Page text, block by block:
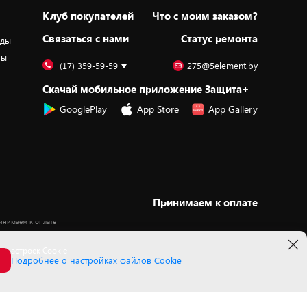
Клуб покупателей
Cвязаться с нами
Что с моим заказом?
Статус ремонта
(17) 359-59-59 275@5element.by
Скачай мобильное приложение Защита+
GooglePlay App Store App Gallery
Принимаем к оплате
Cookie
Подробнее о настройках файлов Cookie